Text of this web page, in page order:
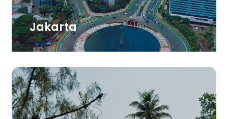
Jakarta